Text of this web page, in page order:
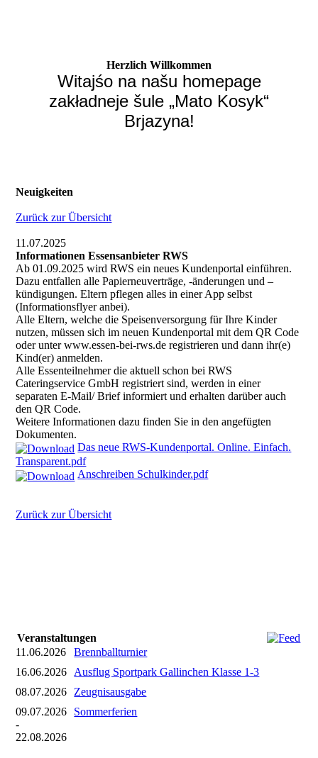
Herzlich Willkommen
Witajśo na našu homepage
zakładneje šule „Mato Kosyk“
Brjazyna!
Neuigkeiten
Zurück zur Übersicht
11.07.2025
Informationen Essensanbieter RWS
Ab 01.09.2025 wird RWS ein neues Kundenportal einführen.
Dazu entfallen alle Papierneuverträge, -änderungen und –
kündigungen. Eltern pflegen alles in einer App selbst
(Informationsflyer anbei).
Alle Eltern, welche die Speisenversorgung für Ihre Kinder
nutzen, müssen sich im neuen Kundenportal mit dem QR Code
oder unter www.essen-bei-rws.de registrieren und dann ihr(e)
Kind(er) anmelden.
Alle Essenteilnehmer die aktuell schon bei RWS
Cateringservice GmbH registriert sind, werden in einer
separaten E-Mail/ Brief informiert und erhalten darüber auch
den QR Code.
Weitere Informationen dazu finden Sie in den angefügten
Dokumenten.
Das neue RWS-Kundenportal. Online. Einfach.
Transparent.pdf
Anschreiben Schulkinder.pdf
Zurück zur Übersicht
Veranstaltungen
11.06.2026
Brennballturnier
16.06.2026
Ausflug Sportpark Gallinchen Klasse 1-3
08.07.2026
Zeugnisausgabe
09.07.2026
-
22.08.2026
Sommerferien